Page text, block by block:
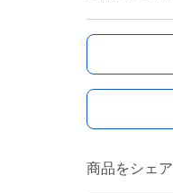
商品をシェア